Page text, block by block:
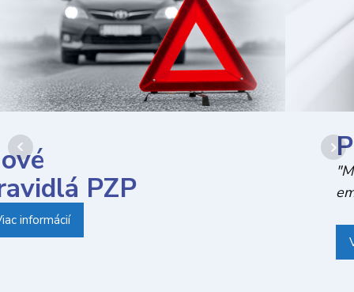
empatie. Nie iba zákonná povinnosť."
Viac informácií